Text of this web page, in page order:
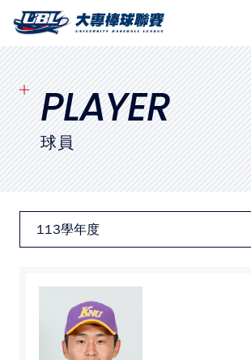
SITEMAP
首頁
球隊戰績
賽程表
球隊與球員
比賽場地
最新消息
PLAYER
球員